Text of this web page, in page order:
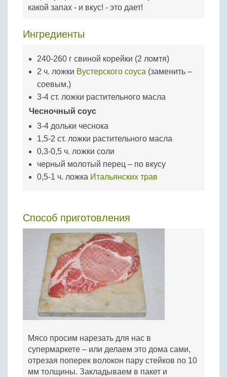
Бобовые
Крупы
какой запах - и вкус! - это дает!
Ингредиенты
240-260 г свиной корейки (2 ломтя)
2 ч. ложки Вустерского соуса (заменить –
соевым.)
3-4 ст. ложки растительного масла
Чесночный соус
3-4 дольки чеснока
1,5-2 ст. ложки растительного масла
0,3-0,5 ч. ложки соли
черный молотый перец – по вкусу
0,5-1 ч. ложка Итальянских трав
Способ приготовления
Мясо просим нарезать для нас в
супермаркете – или делаем это дома сами,
отрезая поперек волокон пару стейков по 10
мм толщины. Закладываем в пакет и